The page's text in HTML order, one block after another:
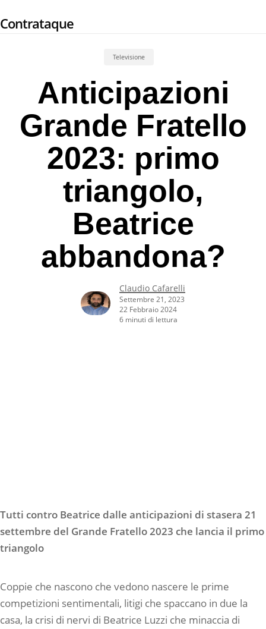
to
Contrataque
Televisione
Anticipazioni
Grande Fratello
2023: primo
triangolo,
Beatrice
abbandona?
Claudio Cafarelli
Settembre 21, 2023
22 Febbraio 2024
6 minuti di lettura
Tutti contro Beatrice dalle anticipazioni di stasera 21
settembre del Grande Fratello 2023 che lancia il primo
triangolo
Coppie che nascono che vedono nascere le prime
competizioni sentimentali, litigi che spaccano in due la
casa, la crisi di nervi di Beatrice Luzzi che minaccia di